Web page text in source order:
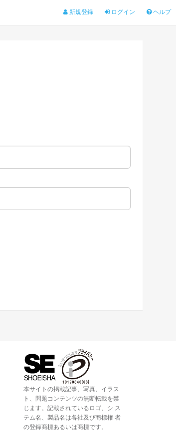
新規登録 ログイン ヘルプ
本サイトの掲載記事、写真、イラス
ト、問題コンテンツの無断転載を禁
じます。記載されているロゴ、シ ス
テム名、製品名は各社及び商標権 者
の登録商標あるいは商標です。